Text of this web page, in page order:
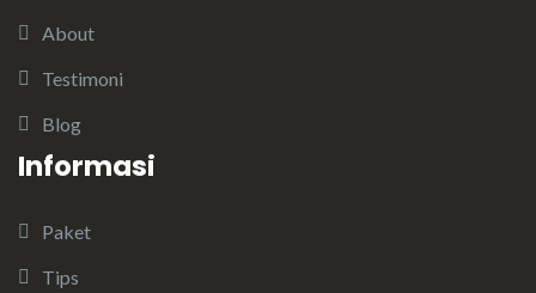
About
Testimoni
Blog
Informasi
Paket
Tips